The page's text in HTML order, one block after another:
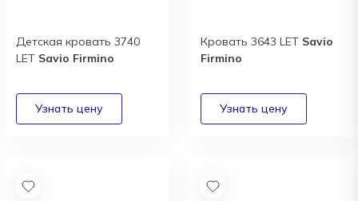
Детская кровать 3740
LET Savio Firmino
Кровать 3643 LET Savio
Firmino